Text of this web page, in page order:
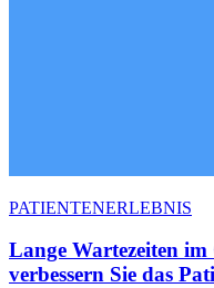
PATIENTENERLEBNIS
Lange Wartezeiten im
verbessern Sie das